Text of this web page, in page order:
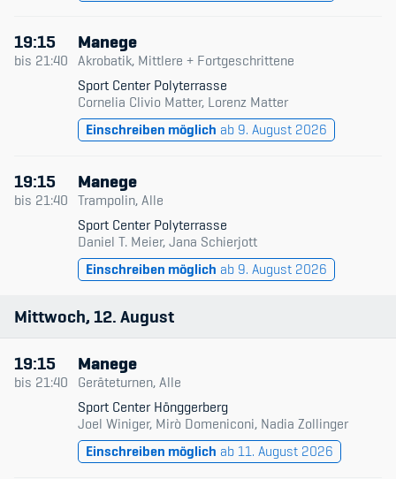
Fairplay
Teilnahmeberechtigung
Blog
Diversität & Inklusion
Infomails
Kinderbetreuung
Krankenversicherung
Schwangerschaft & Sport
Spitzensport & Studium
Nur verfügbare
19:15
bis 21:40
Manege
Akrobatik, Mittlere + Fortgeschrittene
Sport Center Polyterrasse
Cornelia Clivio Matter, Lorenz Matter
Einschreiben möglich ab 9. August 2026
19:15
bis 21:40
Manege
Trampolin, Alle
Sport Center Polyterrasse
Daniel T. Meier, Jana Schierjott
Einschreiben möglich ab 9. August 2026
Mittwoch 12 August
19:15
bis 21:40
Manege
Geräteturnen, Alle
Sport Center Hönggerberg
Joel Winiger, Mirò Domeniconi, Nadia Zollinger
Einschreiben möglich ab 11. August 2026